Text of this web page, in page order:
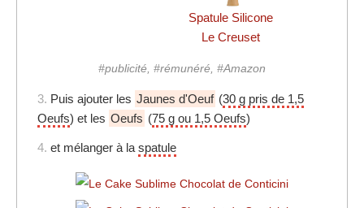
Spatule Silicone
Le Creuset
#publicité, #rémunéré, #Amazon
3. Puis ajouter les Jaunes d'Oeuf (30 g pris de 1,5
Oeufs) et les Oeufs (75 g ou 1,5 Oeufs)
4. et mélanger à laspatule